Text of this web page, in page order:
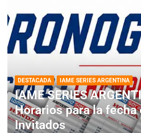
DESTACADA IAME SERIES ARGENTINA
IAME SERIES
Horarios para la fecha
Invitados